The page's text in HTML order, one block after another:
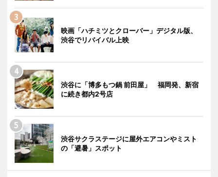
映画「ハチミツとクローバー」デジタル版、
渋谷でリバイバル上映
渋谷に「博多もつ鍋 前田屋」 福岡発、新宿
に続き都内2号店
渋谷サクラステージに屋外エアコンやミスト
の「避暑」スポット